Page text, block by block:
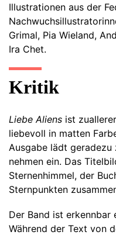
Illustrationen aus der
Grimal, Pia Wieland,
Ira Chet.
Kritik
Liebe Aliens ist
liebevoll in matten
Ausgabe lädt
nehmen ein. Das
Sternenhimmel, der
Sternpunkten
Der Band ist erkennbar
Während der Text von